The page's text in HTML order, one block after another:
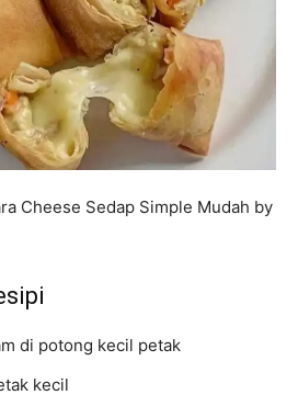
Cheese Sedap Simple Mudah by
di potong kecil petak
kecil